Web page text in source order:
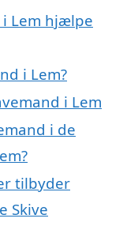
i Lem hjælpe
i Lem?
i Lem
i de
tilbyder
Skive